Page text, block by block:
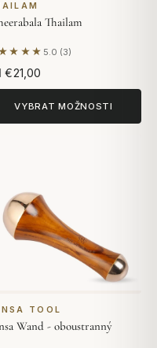
Thailam
5.0 (3)
základě 3 hodnocení
€21,00
VYBRAT MOŽNOSTI
TOOL
Wand - oboustranný